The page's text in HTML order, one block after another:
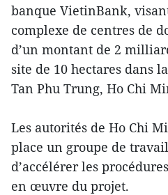
banque VietinBank,
complexe de centres de
d’un montant de 2
site de 10 hectares dans
Tan Phu Trung, Ho Chi
Les autorités de Ho Chi
place un groupe de
d’accélérer les
en œuvre du projet.